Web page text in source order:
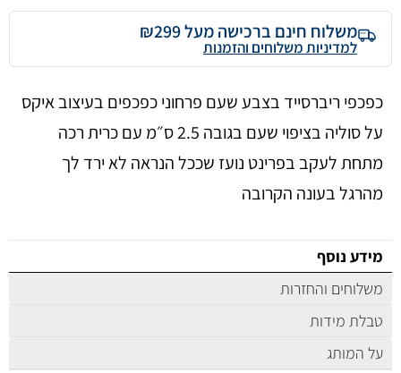
משלוח חינם ברכישה מעל ₪299
למדיניות משלוחים והזמנות
כפכפי ריברסייד בצבע שעם פרחוני כפכפים בעיצוב איקס
על סוליה בציפוי שעם בגובה 2.5 ס״מ עם כרית רכה
מתחת לעקב בפרינט נועז שככל הנראה לא ירד לך
מהרגל בעונה הקרובה
מידע נוסף
משלוחים והחזרות
טבלת מידות
על המותג